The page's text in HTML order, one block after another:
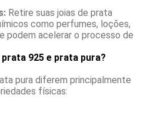
Retire suas joias de prata
como perfumes, loções,
podem acelerar o processo de
925 e prata pura?
pura diferem principalmente
físicas: